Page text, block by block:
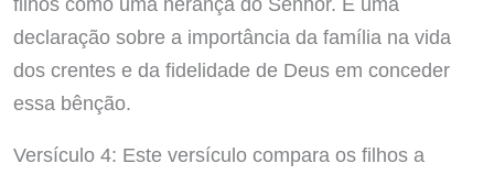
declaração sobre a importância da família na vida
dos crentes e da fidelidade de Deus em conceder
essa bênção.
Versículo 4: Este versículo compara os filhos a